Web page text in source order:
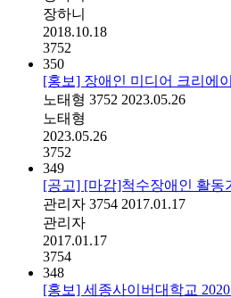
장하니
2018.10.18
3752
350
[홍보] 장애인 미디어 크리에
노태형 3752 2023.05.26
노태형
2023.05.26
3752
349
[공고] [마감]척수장애인 활동
관리자 3754 2017.01.17
관리자
2017.01.17
3754
348
[홍보] 세종사이버대학교